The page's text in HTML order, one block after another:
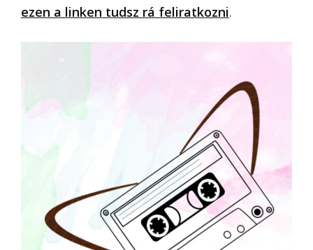
ezen a linken tudsz rá feliratkozni.